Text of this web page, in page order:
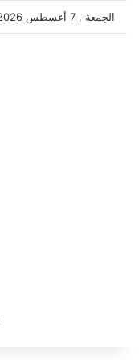
الجمعة , 7 أغسطس 2026